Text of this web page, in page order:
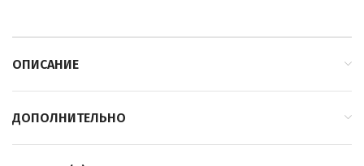
ОПИСАНИЕ
ДОПОЛНИТЕЛЬНО